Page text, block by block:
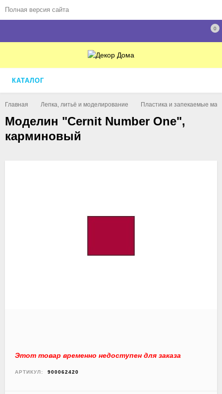
Полная версия сайта
0
КАТАЛОГ
Главная Лепка, литьё и моделирование Пластика и запекаемые
Моделин "Cernit Number One",
карминовый
Этот товар временно недоступен для заказа
АРТИКУЛ: 900062420